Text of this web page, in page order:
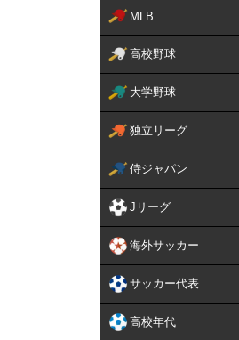
MLB
高校野球
大学野球
独立リーグ
侍ジャパン
Jリーグ
海外サッカー
サッカー代表
高校年代